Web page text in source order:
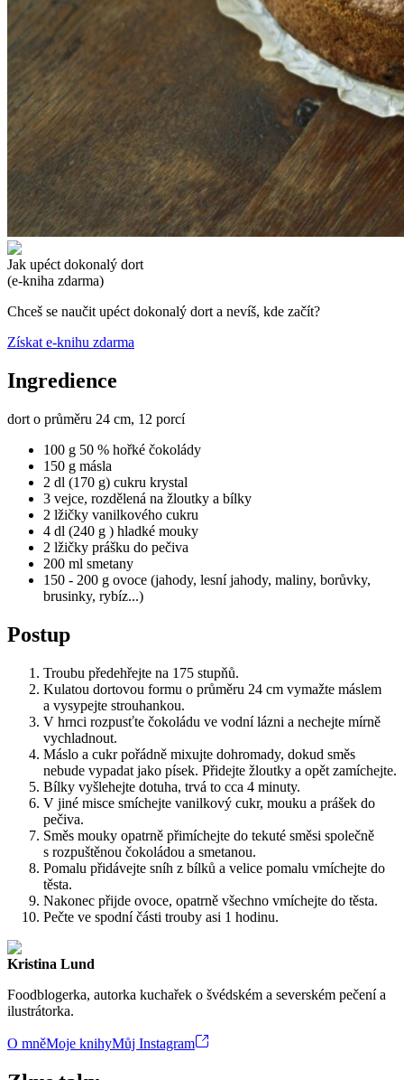
Jak upéct dokonalý dort
(e-kniha zdarma)
Chceš se naučit upéct dokonalý dort a nevíš, kde začít?
Získat e-knihu zdarma
Ingredience
dort o průměru 24 cm, 12 porcí
100 g 50 % hořké čokolády
150 g másla
2 dl (170 g) cukru krystal
3 vejce, rozdělená na žloutky a bílky
2 lžičky vanilkového cukru
4 dl (240 g ) hladké mouky
2 lžičky prášku do pečiva
200 ml smetany
150 - 200 g ovoce (jahody, lesní jahody, maliny, borůvky,
brusinky, rybíz...)
Postup
Troubu předehřejte na 175 stupňů.
Kulatou dortovou formu o průměru 24 cm vymažte máslem
a vysypejte strouhankou.
V hrnci rozpusťte čokoládu ve vodní lázni a nechejte mírně
vychladnout.
Máslo a cukr pořádně mixujte dohromady, dokud směs
nebude vypadat jako písek. Přidejte žloutky a opět zamíchejte.
Bílky vyšlehejte dotuha, trvá to cca 4 minuty.
V jiné misce smíchejte vanilkový cukr, mouku a prášek do
pečiva.
Směs mouky opatrně přimíchejte do tekuté směsi společně
s rozpuštěnou čokoládou a smetanou.
Pomalu přidávejte sníh z bílků a velice pomalu vmíchejte do
těsta.
Nakonec přijde ovoce, opatrně všechno vmíchejte do těsta.
Pečte ve spodní části trouby asi 1 hodinu.
Kristina Lund
Foodblogerka, autorka kuchařek o švédském a severském pečení a
ilustrátorka.
O mněMoje knihyMůj Instagram